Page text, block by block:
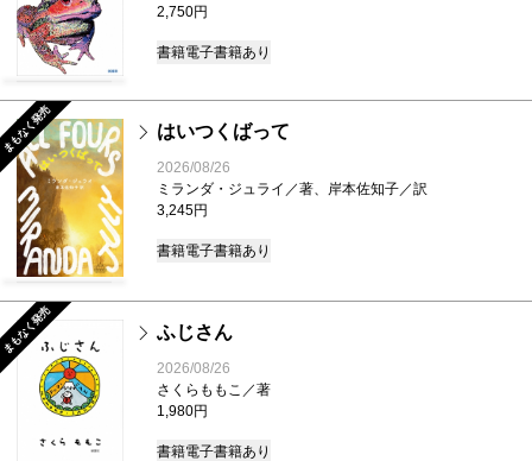
2,750円
書籍電子書籍あり
まもなく発売 はいつくばって
2026/08/26
ミランダ・ジュライ／著、岸本佐知子／訳
3,245円
書籍電子書籍あり
まもなく発売 ふじさん
2026/08/26
さくらももこ／著
1,980円
書籍電子書籍あり